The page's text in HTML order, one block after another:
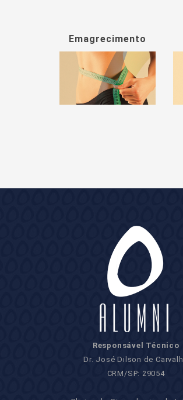
Emagrecimento
Responsável Técnico
Dr. José Dilson de
CRM/SP: 29054